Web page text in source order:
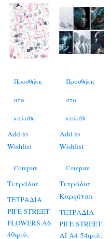
Προσθήκη
στο
καλάθι
Add to
Wishlist
Compare
Τετράδια
ΤΕΤΡΑΔΙΑ
ΡΙΓΕ STREET
FLOWERS Α6
40φυλ.
Προσθήκη
στο
καλάθι
Add to
Wishlist
Compare
Τετράδια
Καρφίτσα
ΤΕΤΡΑΔΙΑ
ΡΙΓΕ STREET
AI A4 54φυλ.